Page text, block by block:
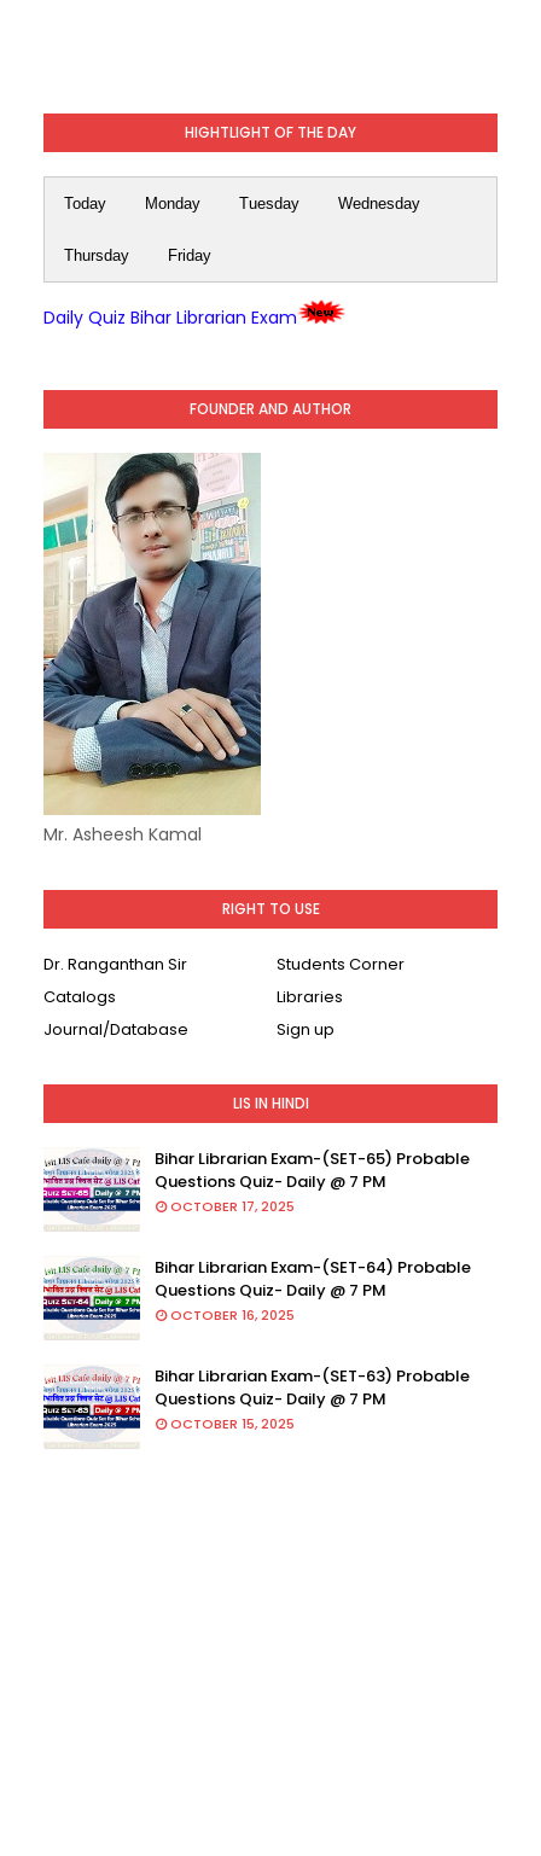
HIGHTLIGHT OF THE DAY
Today Monday Tuesday Wednesday
Thursday Friday
Daily Quiz Bihar Librarian Exam
FOUNDER AND AUTHOR
Mr. Asheesh Kamal
RIGHT TO USE
Dr. Ranganthan Sir
Students Corner
Catalogs
Libraries
Journal/Database
Sign up
LIS IN HINDI
Bihar Librarian Exam-(SET-65) Probable
Questions Quiz- Daily @ 7 PM
OCTOBER 17, 2025
Bihar Librarian Exam-(SET-64) Probable
Questions Quiz- Daily @ 7 PM
OCTOBER 16, 2025
Bihar Librarian Exam-(SET-63) Probable
Questions Quiz- Daily @ 7 PM
OCTOBER 15, 2025